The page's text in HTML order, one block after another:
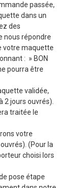
passée,
dans un
des
nous répondre
votre maquette
: » BON
pourra être
validée,
2 jours ouvrés).
traitée le
votre
(Pour la
choisi lors
pose étape